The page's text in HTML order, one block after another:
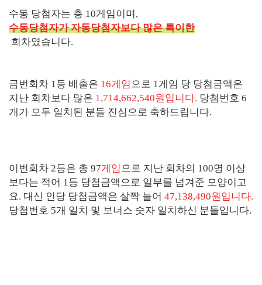
수동 당첨자는 총 10게임이며,
수동당첨자가 자동당첨자보다 많은 특이한
회차였습니다.
금번회차 1등 배출은 16게임으로 1게임 당 당첨금액은
지난 회차보다 많은 1,714,662,540원입니다. 당첨번호 6
개가 모두 일치된 분들 진심으로 축하드립니다.
이번회차 2등은 총 97게임으로 지난 회차의 100명 이상
보다는 적어 1등 당첨금액으로 일부를 넘겨준 모양이고
요. 대신 인당 당첨금액은 살짝 늘어 47,138,490원입니다.
당첨번호 5개 일치 및 보너스 숫자 일치하신 분들입니다.